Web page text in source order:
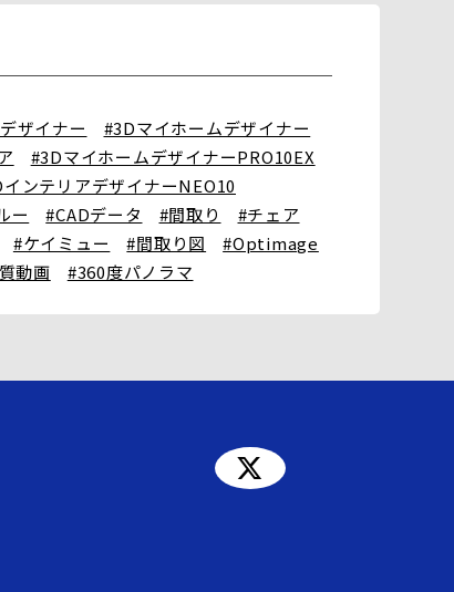
ザイナー
#3Dマイホームデザイナー
#3DマイホームデザイナーPRO10EX
ンテリアデザイナーNEO10
ー #CADデータ #間取り
#チェア
#ケイミュー #間取り図
#Optimage
動画 #360度パノラマ